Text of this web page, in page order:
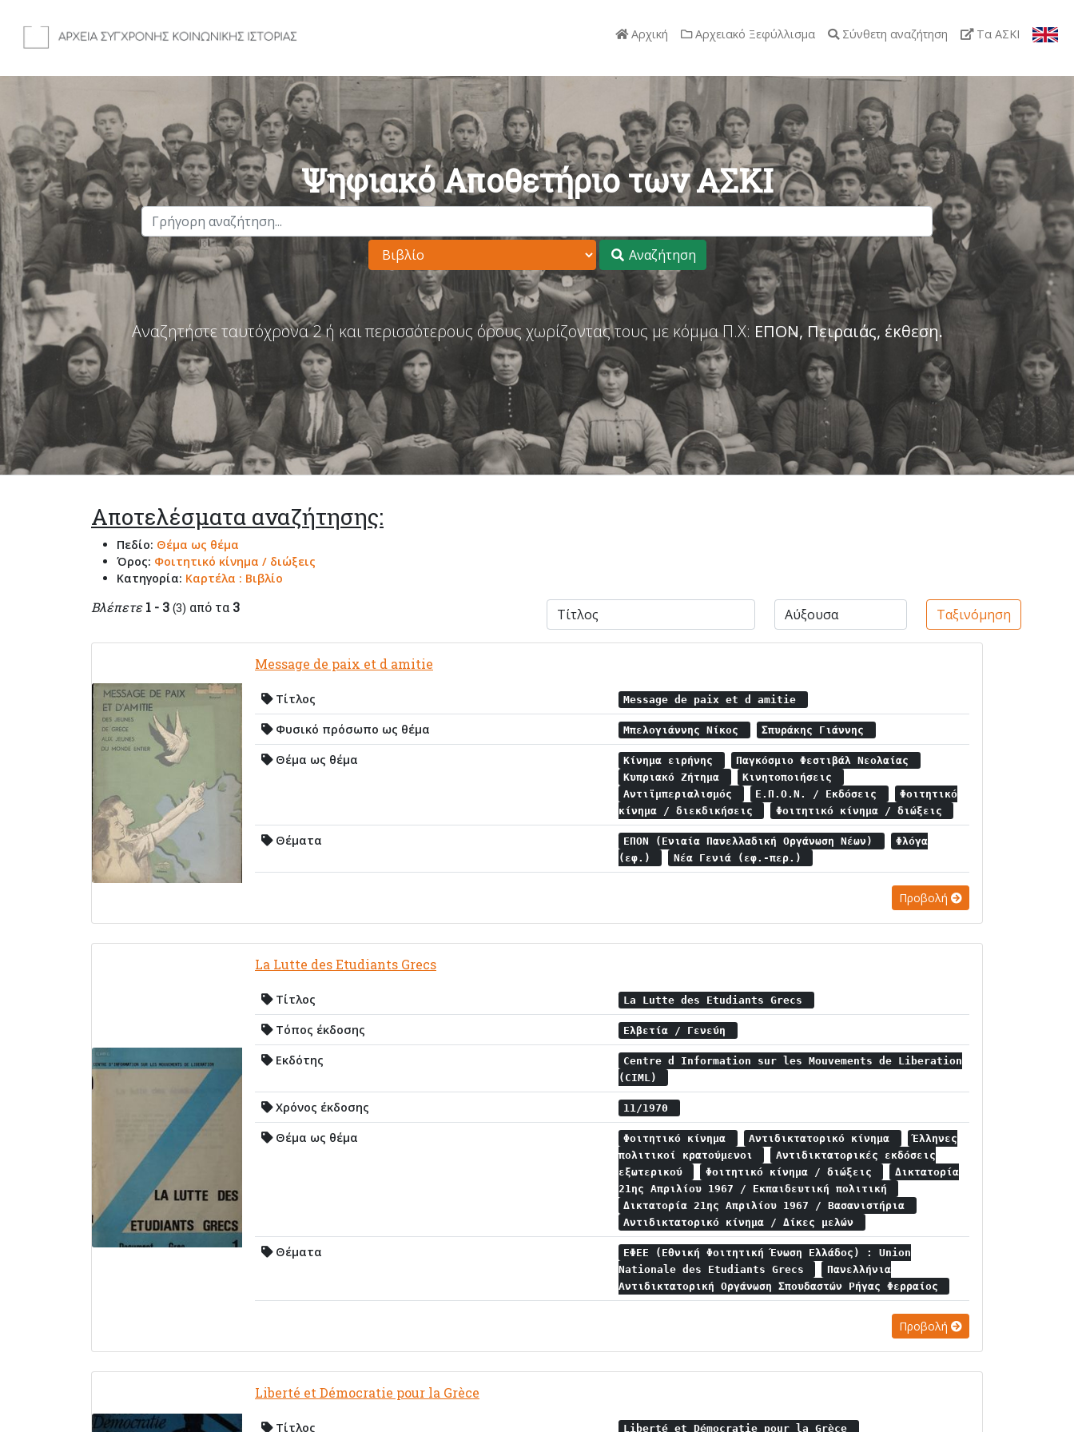
Αρχική Αρχειακό Ξεφύλλισμα Σύνθετη αναζήτηση Τα ΑΣΚΙ
Ψηφιακό Αποθετήριο των ΑΣΚΙ
Αναζήτηση
Αναζητήστε ταυτόχρονα 2 ή και περισσότερους όρους χωρίζοντας τους με κόμμα Π.Χ: ΕΠΟΝ, Πειραιάς, έκθεση.
Αποτελέσματα αναζήτησης:
Πεδίο: Θέμα ως θέμα
Όρος: Φοιτητικό κίνημα / διώξεις
Κατηγορία: Καρτέλα : Βιβλίο
Βλέπετε 1 - 3 (3) από τα 3 Ταξινόμηση
Message de paix et d amitie
Τίτλος Message de paix et d amitie
Φυσικό πρόσωπο ως θέμα Μπελογιάννης Νίκος Σπυράκης Γιάννης
Θέμα ως θέμα Κίνημα ειρήνης
Παγκόσμιο Φεστιβάλ Νεολαίας
Κυπριακό Ζήτημα
Κινητοποιήσεις
Αντιϊμπεριαλισμός
Ε.Π.Ο.Ν. / Εκδόσεις
Φοιτητικό
κίνημα / διεκδικήσεις
Φοιτητικό κίνημα / διώξεις
Θέματα ΕΠΟΝ (Ενιαία Πανελλαδική Οργάνωση Νέων)
Φλόγα
(εφ.)
Νέα Γενιά (εφ.-περ.)
Προβολή
La Lutte des Etudiants Grecs
Τίτλος La Lutte des Etudiants Grecs
Τόπος έκδοσης Ελβετία / Γενεύη
Εκδότης
Centre d Information sur les Mouvements de Liberation
(CIML)
Χρόνος έκδοσης 11/1970
Θέμα ως θέμα Φοιτητικό κίνημα Αντιδικτατορικό κίνημα
Έλληνες
πολιτικοί κρατούμενοι
Αντιδικτατορικές εκδόσεις
εξωτερικού
Φοιτητικό κίνημα / διώξεις
Δικτατορία
21ης Απριλίου 1967 / Εκπαιδευτική πολιτική
Δικτατορία 21ης Απριλίου 1967 / Βασανιστήρια
Αντιδικτατορικό κίνημα / Δίκες μελών
Θέματα
ΕΦΕΕ (Εθνική Φοιτητική Ένωση Ελλάδος) : Union
Nationale des Etudiants Grecs
Πανελλήνια
Αντιδικτατορική Οργάνωση Σπουδαστών Ρήγας Φερραίος
Προβολή
Liberté et Démocratie pour la Grèce
Τίτλος Liberté et Démocratie pour la Grèce